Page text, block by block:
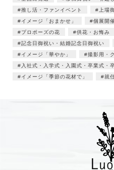
推し活・ファンイベント
上場
イメージ「おまかせ」
個展開
プロポーズの花
供花・お悔み
記念日御祝い・結婚記念日御祝い
イメージ「華やか」
撮影用・
入社式・入学式・入園式・卒業式・
イメージ「季節の花材で」
就